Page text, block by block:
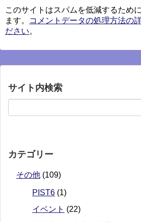
このサイトはスパムを低減するため
ます。
コメントデータの処理方法の
ださい。
サイト内検索
カテゴリー
その他 (109)
PIST6 (1)
イベント (22)